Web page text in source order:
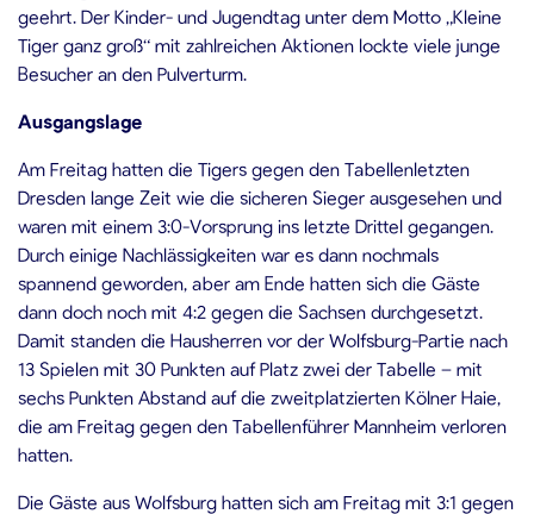
geehrt. Der Kinder- und Jugendtag unter dem Motto „Kleine
Tiger ganz groß“ mit zahlreichen Aktionen lockte viele junge
Besucher an den Pulverturm.
Ausgangslage
Am Freitag hatten die Tigers gegen den Tabellenletzten
Dresden lange Zeit wie die sicheren Sieger ausgesehen und
waren mit einem 3:0-Vorsprung ins letzte Drittel gegangen.
Durch einige Nachlässigkeiten war es dann nochmals
spannend geworden, aber am Ende hatten sich die Gäste
dann doch noch mit 4:2 gegen die Sachsen durchgesetzt.
Damit standen die Hausherren vor der Wolfsburg-Partie nach
13 Spielen mit 30 Punkten auf Platz zwei der Tabelle – mit
sechs Punkten Abstand auf die zweitplatzierten Kölner Haie,
die am Freitag gegen den Tabellenführer Mannheim verloren
hatten.
Die Gäste aus Wolfsburg hatten sich am Freitag mit 3:1 gegen